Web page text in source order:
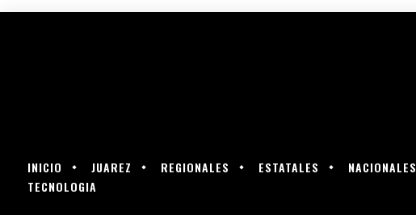
INICIO JUAREZ REGIONALES ESTATALES NACIONALES
TECNOLOGIA